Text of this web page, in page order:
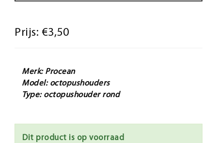
Prijs: €3,50
Merk: Procean
Model: octopushouders
Type: octopushouder rond
Dit product is op voorraad